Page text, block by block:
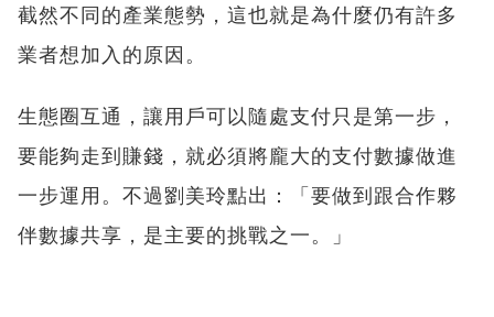
截然不同的產業態勢，這也就是為什麼仍有許多
業者想加入的原因。
生態圈互通，讓用戶可以隨處支付只是第一步，
要能夠走到賺錢，就必須將龐大的支付數據做進
一步運用。不過劉美玲點出：「要做到跟合作夥
伴數據共享，是主要的挑戰之一。」